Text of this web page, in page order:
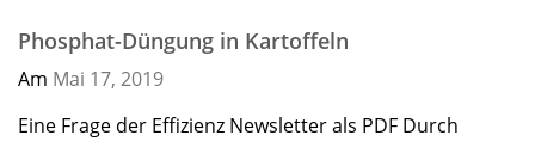
Phosphat-Düngung in Kartoffeln
Am Mai 17, 2019
Eine Frage der Effizienz Newsletter als PDF Durch